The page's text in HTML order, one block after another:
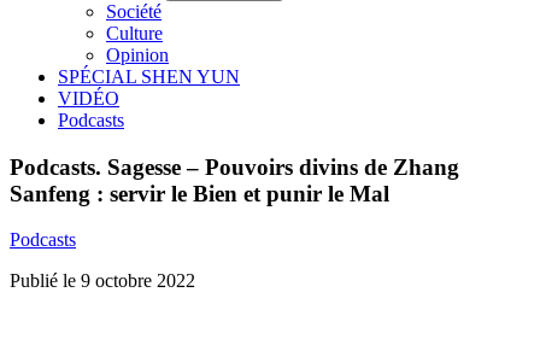
Société
Culture
Opinion
SPÉCIAL SHEN YUN
VIDÉO
Podcasts
Podcasts. Sagesse – Pouvoirs divins de Zhang
Sanfeng : servir le Bien et punir le Mal
Podcasts
Publié le 9 octobre 2022